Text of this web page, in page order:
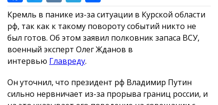
Кремль в панике из-за ситуации в Курской области
рф, так как к такому повороту событий никто не
был готов. Об этом заявил полковник запаса ВСУ,
военный эксперт Олег Жданов в
интервью Главреду.
Он уточнил, что президент рф Владимир Путин
сильно нервничает из-за прорыва границ россии, и